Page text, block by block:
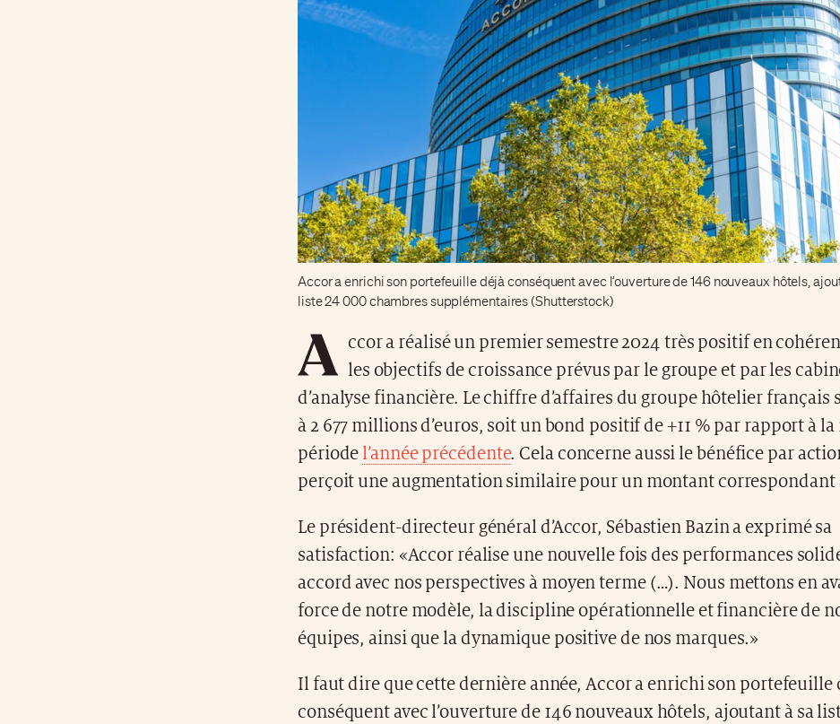
Accor a enrichi son portefeuille déjà conséquent avec l’ouverture de 146 nouveaux hôtels,
liste 24 000 chambres supplémentaires (Shutterstock)
A ccor a réalisé un premier semestre 2024 très positif en
les objectifs de croissance prévus par le groupe et par les
d’analyse financière. Le chiffre d’affaires du groupe hôtelier français
à 2 677 millions d’euros, soit un bond positif de +11 % par rapport à la
période l’année précédente. Cela concerne aussi le bénéfice par
perçoit une augmentation similaire pour un montant correspondant
Le président-directeur général d’Accor, Sébastien Bazin a exprimé sa
satisfaction: «Accor réalise une nouvelle fois des performances
accord avec nos perspectives à moyen terme (…). Nous mettons en
force de notre modèle, la discipline opérationnelle et financière de
équipes, ainsi que la dynamique positive de nos marques.»
Il faut dire que cette dernière année, Accor a enrichi son portefeuille
conséquent avec l’ouverture de 146 nouveaux hôtels, ajoutant à sa